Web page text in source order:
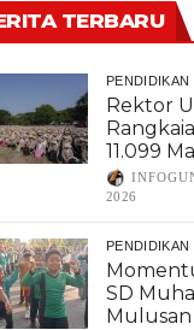
TERBARU
PENDIDIKAN
Rektor
11.099
2026
PENDIDIKAN
SD